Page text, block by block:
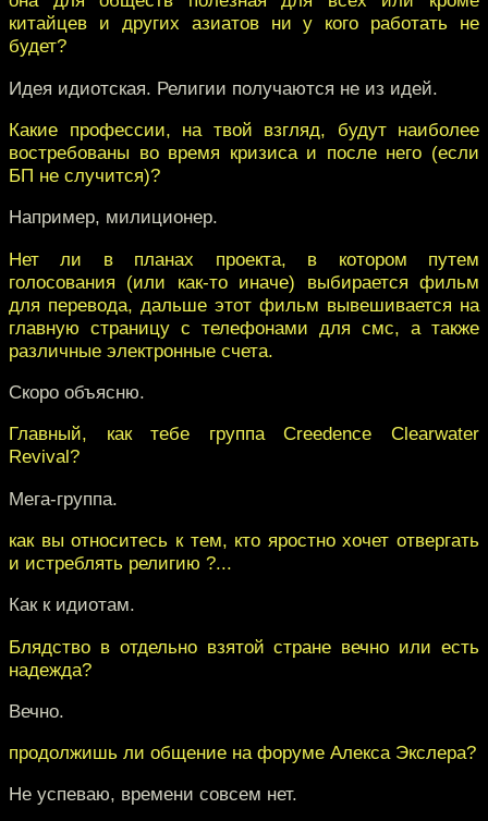
китайцев и других азиатов ни у кого работать не
будет?
Идея идиотская. Религии получаются не из идей.
Какие профессии, на твой взгляд, будут наиболее
востребованы во время кризиса и после него (если
БП не случится)?
Например, милиционер.
Нет ли в планах проекта, в котором путем
голосования (или как-то иначе) выбирается фильм
для перевода, дальше этот фильм вывешивается на
главную страницу с телефонами для смс, а также
различные электронные счета.
Скоро объясню.
Главный, как тебе группа Creedence Clearwater
Revival?
Мега-группа.
как вы относитесь к тем, кто яростно хочет отвергать
и истреблять религию ?...
Как к идиотам.
Блядство в отдельно взятой стране вечно или есть
надежда?
Вечно.
продолжишь ли общение на форуме Алекса Экслера?
Не успеваю, времени совсем нет.